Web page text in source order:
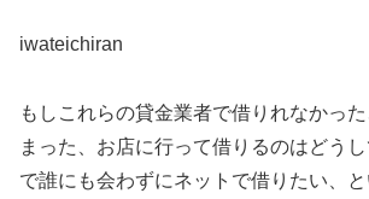
iwateichiran
もしこれらの貸金業者で借りれなかっ
まった、お店に行って借りるのはどう
で誰にも会わずにネットで借りたい、